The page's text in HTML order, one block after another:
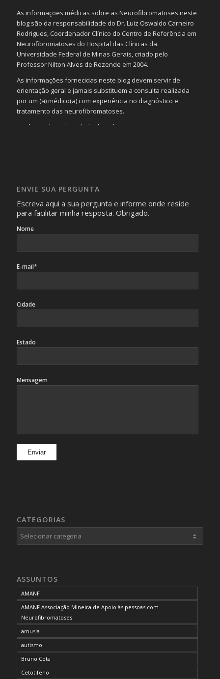
As informações médicas sobre as Neurofibromatoses neste
blog são da responsabilidade do Dr. Luiz Oswaldo Carneiro
Rodrigues, Coordenador Clínico do Centro de Referência em
Neurofibromatoses do Hospital das Clínicas da
Universidade Federal de Minas Gerais, criado pelo
Professor Nilton Alves de Rezende em 2004.
As informações fornecidas neste blog devem servir de
orientação geral e jamais substituem a consulta realizada
por um (a) médico(a) com experiência no diagnóstico e
tratamento das neurofibromatoses.
Será omitida a identidade de todas as pessoas que
identificação da pessoa fotografada.
ENVIE SUA PERGUNTA
Escreva aqui a sua pergunta e informe onde reside
para facilitar minha resposta. Obrigado.
Nome
E-mail*
Cidade
Estado
Mensagem
CATEGORIAS
Categorias
ASSUNTOS
AMANF
AMANF Associação Mineira de Apoio às pessoas com
Neurofibromatoses
amusia
autismo
Bruno Cota
Cetotifeno